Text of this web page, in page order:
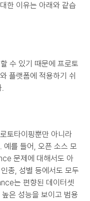
한 이유는 아래와 같습
수 있기 때문에 프로토
플랫폼에 적용하기 쉬
토타이핑뿐만 아니라
예를 들어, 오픈 소스 모
문제에 대해서도 아
종, 성별 등에서도 모두
는 편향된 데이터셋
은 성능을 보이고 범용